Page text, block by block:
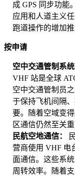
成 GPS 同步功能
应用和人道主义
跑道操作的增加
按申请
空中交通管制系统
VHF 站是全球
空中交通管制员
于保持飞机间隔
要。随着空域变
区通信仍然至关重
民航空地通信：
营商使用 VHF 电
面通信。这些系
周转效率。随着